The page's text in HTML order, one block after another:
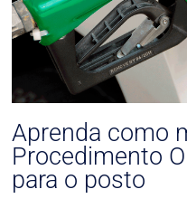
Aprenda como
Procedimento
para o posto